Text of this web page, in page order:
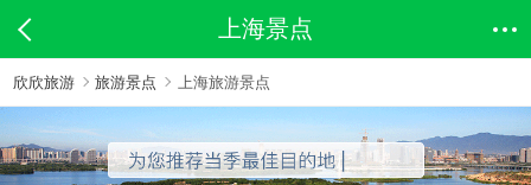
上海景点
欣欣旅游 旅游景点 上海旅游景点